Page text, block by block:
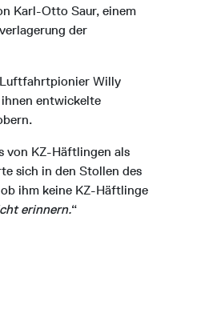
Karl-Otto Saur, einem
der
Luftfahrtpionier Willy
entwickelte
von KZ-Häftlingen als
sich in den Stollen des
ihm keine KZ-Häftlinge
erinnern.“